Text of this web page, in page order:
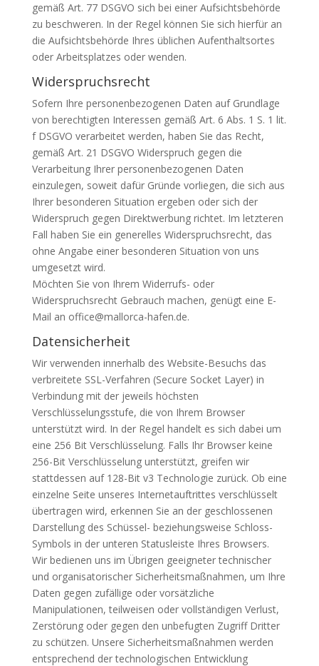
gemäß Art. 77 DSGVO sich bei einer Aufsichtsbehörde
zu beschweren. In der Regel können Sie sich hierfür an
die Aufsichtsbehörde Ihres üblichen Aufenthaltsortes
oder Arbeitsplatzes oder wenden.
Widerspruchsrecht
Sofern Ihre personenbezogenen Daten auf Grundlage
von berechtigten Interessen gemäß Art. 6 Abs. 1 S. 1 lit.
f DSGVO verarbeitet werden, haben Sie das Recht,
gemäß Art. 21 DSGVO Widerspruch gegen die
Verarbeitung Ihrer personenbezogenen Daten
einzulegen, soweit dafür Gründe vorliegen, die sich aus
Ihrer besonderen Situation ergeben oder sich der
Widerspruch gegen Direktwerbung richtet. Im letzteren
Fall haben Sie ein generelles Widerspruchsrecht, das
ohne Angabe einer besonderen Situation von uns
umgesetzt wird.
Möchten Sie von Ihrem Widerrufs- oder
Widerspruchsrecht Gebrauch machen, genügt eine E-
Mail an office@mallorca-hafen.de.
Datensicherheit
Wir verwenden innerhalb des Website-Besuchs das
verbreitete SSL-Verfahren (Secure Socket Layer) in
Verbindung mit der jeweils höchsten
Verschlüsselungsstufe, die von Ihrem Browser
unterstützt wird. In der Regel handelt es sich dabei um
eine 256 Bit Verschlüsselung. Falls Ihr Browser keine
256-Bit Verschlüsselung unterstützt, greifen wir
stattdessen auf 128-Bit v3 Technologie zurück. Ob eine
einzelne Seite unseres Internetauftrittes verschlüsselt
übertragen wird, erkennen Sie an der geschlossenen
Darstellung des Schüssel- beziehungsweise Schloss-
Symbols in der unteren Statusleiste Ihres Browsers.
Wir bedienen uns im Übrigen geeigneter technischer
und organisatorischer Sicherheitsmaßnahmen, um Ihre
Daten gegen zufällige oder vorsätzliche
Manipulationen, teilweisen oder vollständigen Verlust,
Zerstörung oder gegen den unbefugten Zugriff Dritter
zu schützen. Unsere Sicherheitsmaßnahmen werden
ent­sprechend der technologischen Entwicklung